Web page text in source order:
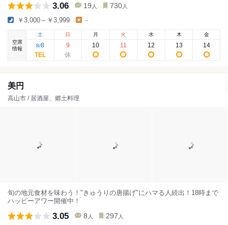
3.06 19 人 730 人
￥3,000～￥3,999 -
空席
情報
土
8/8
日
9
月
10
火
11
水
12
木
13
金
14
美円
高山市 / 居酒屋、郷土料理
旬の地元食材を味わう！"きゅうりの唐揚げ"にハマる人続出！18時まで
ハッピーアワー開催中！
3.05 8 人 297 人